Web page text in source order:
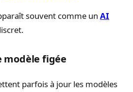
souvent comme un AI
modèle figée
parfois à jour les modèles